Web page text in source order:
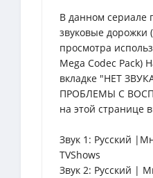
В данном сериале
звуковые дорожки
просмотра
Mega Codec Pack)
вкладке "НЕТ
ПРОБЛЕМЫ С
на этой странице
Звук 1: Русский
TVShows
Звук 2: Русский |